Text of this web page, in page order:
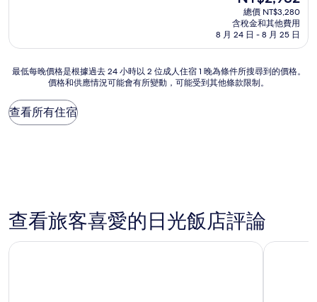
非
好，
則
評
論)
在
價
格
為
總價 NT$3,280
含稅金和其他費用
8 月 24 日 - 8 月 25 日
最
晚
價
24
小
以
最低每晚價格是根據過去 24 小時以 2 位成人住宿 1 晚為條件所搜尋到的價格。
價格和供應情況可能會有所變動，可能受到其他條款限制。
查看所有住宿
查看旅客喜愛的日光飯店評論
紐卡斯爾智選假日飯店 IHG 旗下飯店 Mingara